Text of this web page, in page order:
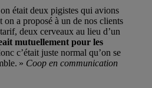
était deux pigistes qui avions
on a proposé à un de nos clients
deux cerveaux au lieu d’un
mutuellement pour les
c’était juste normal qu’on se
» Coop en communication